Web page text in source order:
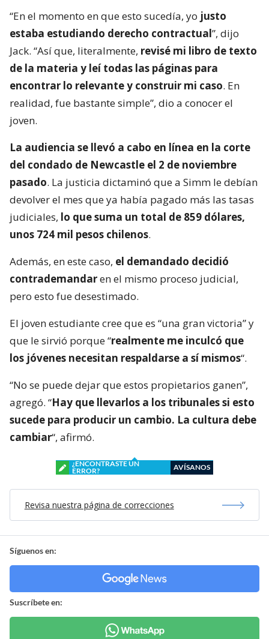
“En el momento en que esto sucedía, yo justo
estaba estudiando derecho contractual”, dijo
Jack. “Así que, literalmente, revisé mi libro de texto
de la materia y leí todas las páginas para
encontrar lo relevante y construir mi caso. En
realidad, fue bastante simple”, dio a conocer el
joven.
La audiencia se llevó a cabo en línea en la corte
del condado de Newcastle el 2 de noviembre
pasado. La justicia dictaminó que a Simm le debían
devolver el mes que ya había pagado más las tasas
judiciales, lo que suma un total de 859 dólares,
unos 724 mil pesos chilenos.
Además, en este caso, el demandado decidió
contrademandaren el mismo proceso judicial,
pero esto fue desestimado.
El joven estudiante cree que es “una gran victoria” y
que le sirvió porque “realmente me inculcó que
los jóvenes necesitan respaldarse a sí mismos“.
“No se puede dejar que estos propietarios ganen”,
agregó. “Hay que llevarlos a los tribunales si esto
sucede para producir un cambio. La cultura debe
cambiar“, afirmó.
¿ENCONTRASTE UN
ERROR?
AVÍSANOS
Revisa nuestra página de correcciones
Síguenos en:
Suscríbete en: